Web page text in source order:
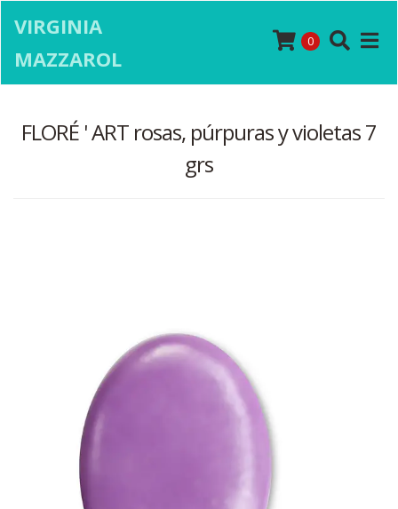
VIRGINIA
MAZZAROL
0
FLORÉ ' ART rosas, púrpuras y violetas 7
grs